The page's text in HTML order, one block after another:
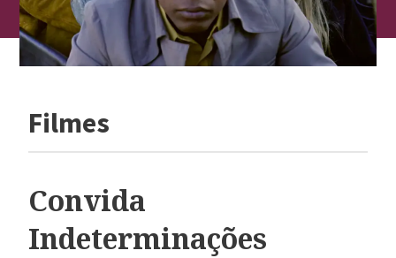
Filmes
Convida
Indeterminações